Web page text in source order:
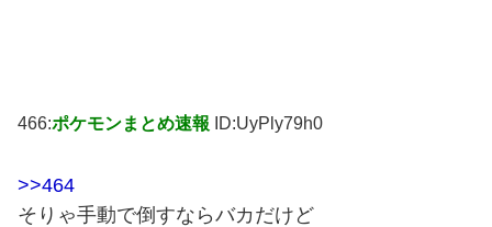
466:ポケモンまとめ速報 ID:UyPly79h0
>>464
そりゃ手動で倒すならバカだけど